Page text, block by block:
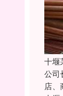
十堰
公司
店